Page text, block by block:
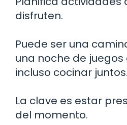
disfruten.
Puede ser una
una noche de
incluso cocinar juntos.
La clave es estar
del momento.